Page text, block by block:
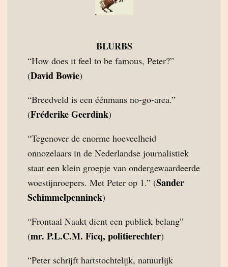
BLURBS
“How does it feel to be famous, Peter?”
(David Bowie)
“Breedveld is een éénmans no-go-area.”
(Fréderike Geerdink)
“Tegenover de enorme hoeveelheid
onnozelaars in de Nederlandse journalistiek
staat een klein groepje van ondergewaardeerde
woestijnroepers. Met Peter op 1.” (Sander
Schimmelpenninck)
“Frontaal Naakt dient een publiek belang”
(mr. P.L.C.M. Ficq, politierechter)
“Peter schrijft hartstochtelijk, natuurlijk